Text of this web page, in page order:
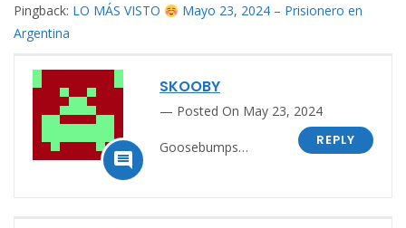
Pingback: LO MÁS VISTO
Mayo 23, 2024 – Prisionero en
Argentina

SKOOBY
Posted On May 23, 2024
REPLY
Goosebumps…